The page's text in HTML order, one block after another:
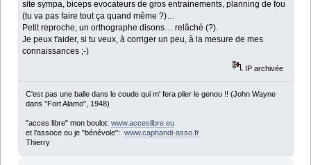
site sympa, biceps evocateurs de gros entrainements, planning de fou
(tu va pas faire tout ça quand même ?)…
Petit reproche, un orthographe disons… relâché (?).
Je peux t'aider, si tu veux, à corriger un peu, à la mesure de mes
connaissances ;-)
IP archivée
C'est pas une balle dans le coude qui m' fera plier le genou !! (John Wayne
dans "Fort Alamo", 1948)
"acces libre" mon boulot: www.acceslibre.eu
et l'assoce ou je "bénévole": www.caphandi-asso.fr
Thierry